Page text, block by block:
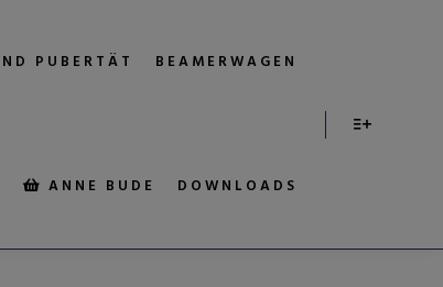
PUBERTÄT BEAMERWAGEN
ANNE BUDE DOWNLOADS